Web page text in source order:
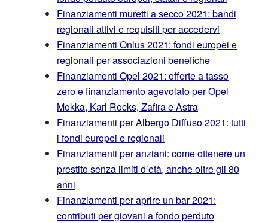
Finanziamenti muretti a secco 2021: bandi
regionali attivi e requisiti per accedervi
Finanziamenti Onlus 2021: fondi europei e
regionali per associazioni benefiche
Finanziamenti Opel 2021: offerte a tasso
zero e finanziamento agevolato per Opel
Mokka, Karl Rocks, Zafira e Astra
Finanziamenti per Albergo Diffuso 2021: tutti
i fondi europei e regionali
Finanziamenti per anziani: come ottenere un
prestito senza limiti d’età, anche oltre gli 80
anni
Finanziamenti per aprire un bar 2021:
contributi per giovani a fondo perduto